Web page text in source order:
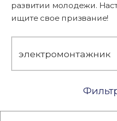
развитии молодежи.
ищите свое призвание!